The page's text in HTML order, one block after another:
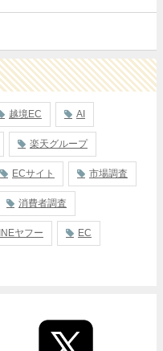
越境EC AI
楽天グループ
ECサイト 市場調査
消費者調査
ヤフー EC